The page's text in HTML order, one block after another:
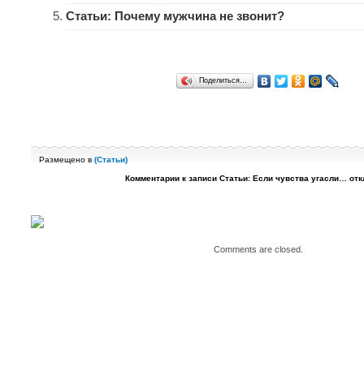
Статьи: Почему мужчина не звонит?
Поделиться…
Размещено в (Статьи)
Комментарии к записи Статьи: Если чувства угасли…
Comments are closed.